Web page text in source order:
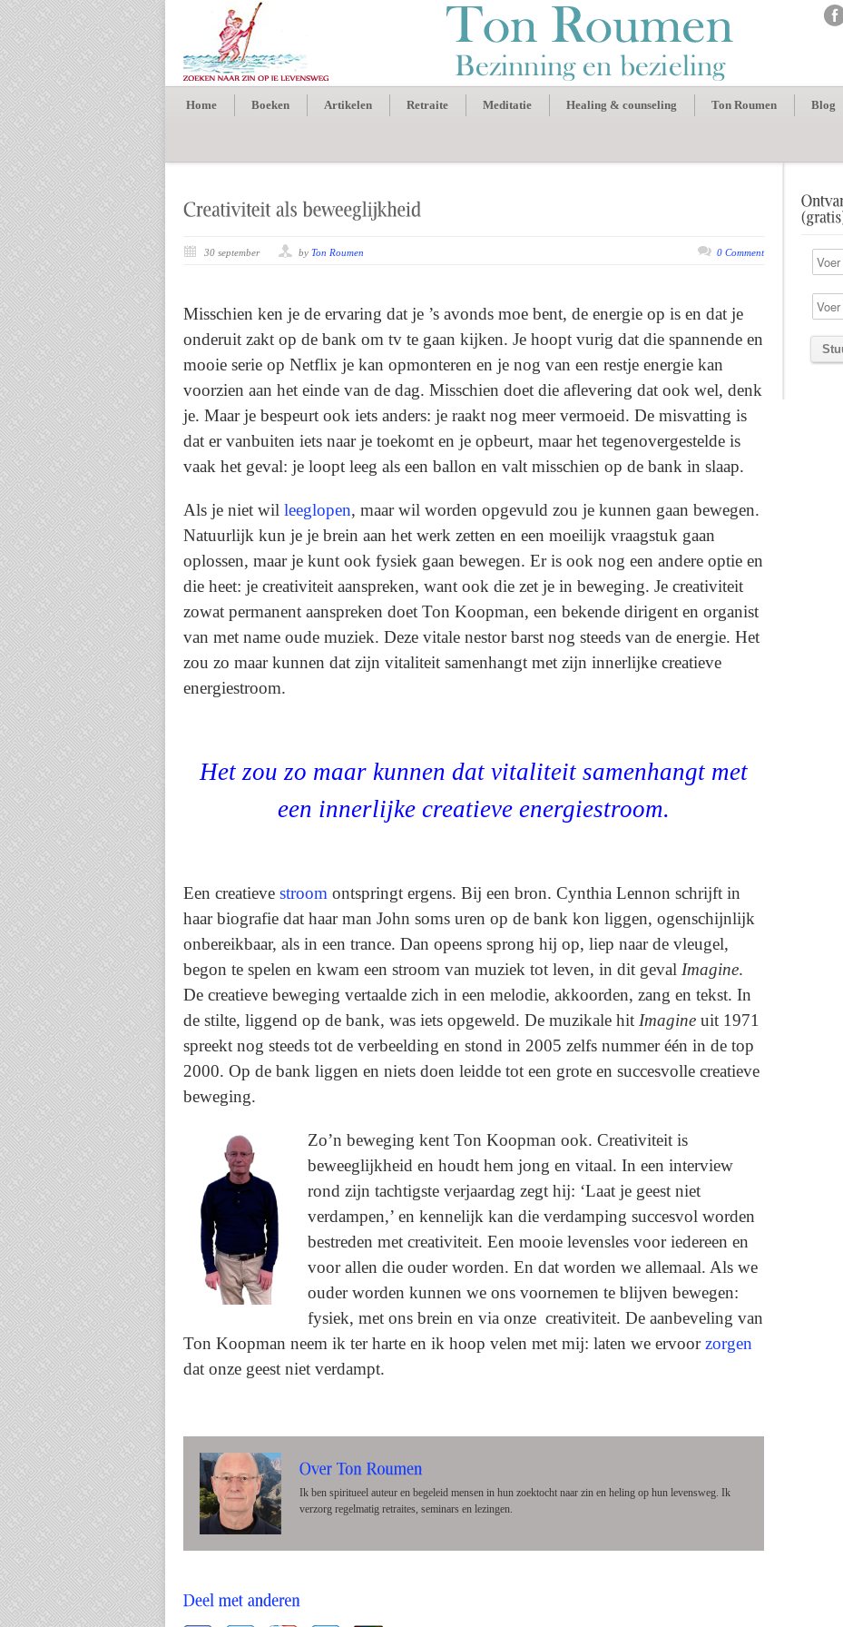
Home Boeken Artikelen Retraite Meditatie Healing & counseling Ton Roumen Blog
30 september by Ton Roumen 0 Comment
Misschien ken je de ervaring dat je ’s avonds moe bent, de energie op is en dat je
onderuit zakt op de bank om tv te gaan kijken. Je hoopt vurig dat die spannende en
mooie serie op Netflix je kan opmonteren en je nog van een restje energie kan
voorzien aan het einde van de dag. Misschien doet die aflevering dat ook wel, denk
je. Maar je bespeurt ook iets anders: je raakt nog meer vermoeid. De misvatting is
dat er vanbuiten iets naar je toekomt en je opbeurt, maar het tegenovergestelde is
vaak het geval: je loopt leeg als een ballon en valt misschien op de bank in slaap.
Als je niet wil leeglopen, maar wil worden opgevuld zou je kunnen gaan bewegen.
Natuurlijk kun je je brein aan het werk zetten en een moeilijk vraagstuk gaan
oplossen, maar je kunt ook fysiek gaan bewegen. Er is ook nog een andere optie en
die heet: je creativiteit aanspreken, want ook die zet je in beweging. Je creativiteit
zowat permanent aanspreken doet Ton Koopman, een bekende dirigent en organist
van met name oude muziek. Deze vitale nestor barst nog steeds van de energie. Het
zou zo maar kunnen dat zijn vitaliteit samenhangt met zijn innerlijke creatieve
energiestroom.
Het zou zo maar kunnen dat vitaliteit samenhangt met
een innerlijke creatieve energiestroom.
Een creatieve stroom ontspringt ergens. Bij een bron. Cynthia Lennon schrijft in
haar biografie dat haar man John soms uren op de bank kon liggen, ogenschijnlijk
onbereikbaar, als in een trance. Dan opeens sprong hij op, liep naar de vleugel,
begon te spelen en kwam een stroom van muziek tot leven, in dit geval Imagine.
De creatieve beweging vertaalde zich in een melodie, akkoorden, zang en tekst. In
de stilte, liggend op de bank, was iets opgeweld. De muzikale hit Imagine uit 1971
spreekt nog steeds tot de verbeelding en stond in 2005 zelfs nummer één in de top
2000. Op de bank liggen en niets doen leidde tot een grote en succesvolle creatieve
beweging.
Zo’n beweging kent Ton Koopman ook. Creativiteit is
beweeglijkheid en houdt hem jong en vitaal. In een interview
rond zijn tachtigste verjaardag zegt hij: ‘Laat je geest niet
verdampen,’ en kennelijk kan die verdamping succesvol worden
bestreden met creativiteit. Een mooie levensles voor iedereen en
voor allen die ouder worden. En dat worden we allemaal. Als we
ouder worden kunnen we ons voornemen te blijven bewegen:
fysiek, met ons brein en via onze creativiteit. De aanbeveling van
Ton Koopman neem ik ter harte en ik hoop velen met mij: laten we ervoorzorgen
dat onze geest niet verdampt.
Ik ben spiritueel auteur en begeleid mensen in hun zoektocht naar zin en heling op hun levensweg. Ik
verzorg regelmatig retraites, seminars en lezingen.